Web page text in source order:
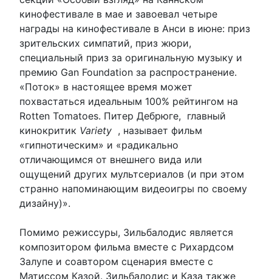
кинофестивале в мае и завоевал четыре
награды на кинофестивале в Анси в июне: приз
зрительских симпатий, приз жюри,
специальный приз за оригинальную музыку и
премию Gan Foundation за распространение.
«Поток» в настоящее время может
похвастаться идеальным 100% рейтингом на
Rotten Tomatoes. Питер Дебрюге, главный
кинокритик Variety , называет фильм
«гипнотическим» и «радикально
отличающимся от внешнего вида или
ощущений других мультсериалов (и при этом
странно напоминающим видеоигры по своему
дизайну)».
Помимо режиссуры, Зильбалодис является
композитором фильма вместе с Рихардсом
Залупе и соавтором сценария вместе с
Матиссом Казой. Зильбалодис и Каза также